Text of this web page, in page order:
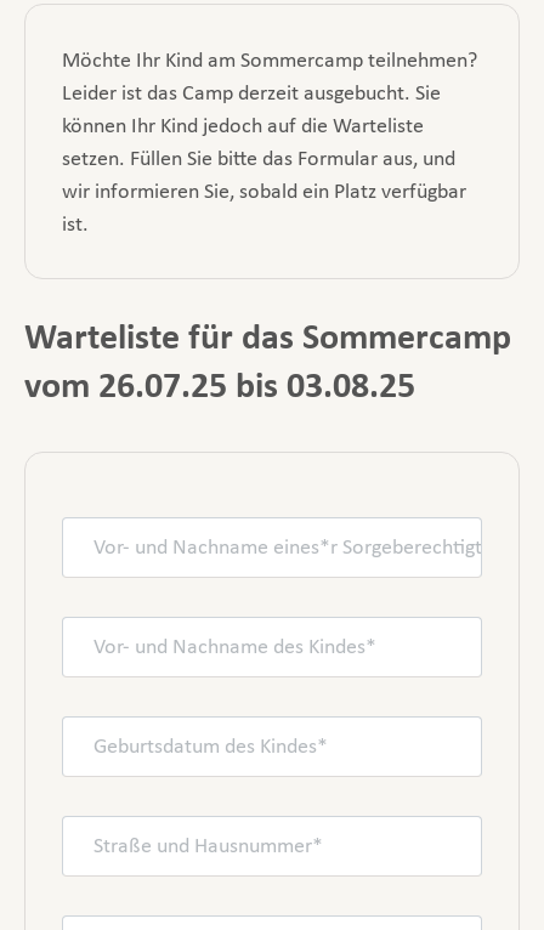
Möchte Ihr Kind am Sommercamp teilnehmen?
Leider ist das Camp derzeit ausgebucht. Sie
können Ihr Kind jedoch auf die Warteliste
setzen. Füllen Sie bitte das Formular aus, und
wir informieren Sie, sobald ein Platz verfügbar
ist.
Warteliste für das Sommercamp
vom 26.07.25 bis 03.08.25